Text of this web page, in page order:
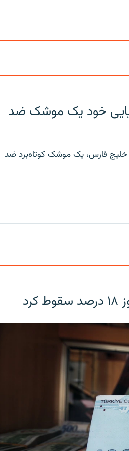
خود یک موشک ضد
خلیج فارس، یک موشک کوتاه‌برد ضد